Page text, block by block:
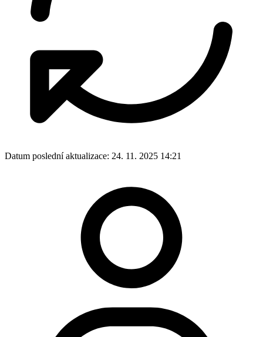
Datum poslední aktualizace: 24. 11. 2025 14:21